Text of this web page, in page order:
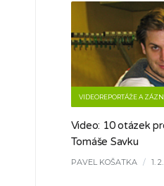
VIDEOREPORTÁŽE A
Video: 10 otázek
Tomáše Savku
PAVEL KOŠATKA / 1.